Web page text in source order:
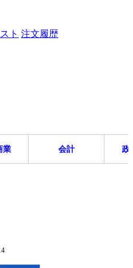
ト 注文履歴
業 会計 政